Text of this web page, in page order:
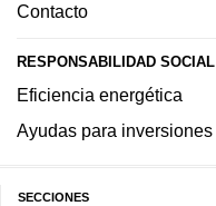
Contacto
RESPONSABILIDAD SOCIAL
Eficiencia energética
Ayudas para inversiones
SECCIONES